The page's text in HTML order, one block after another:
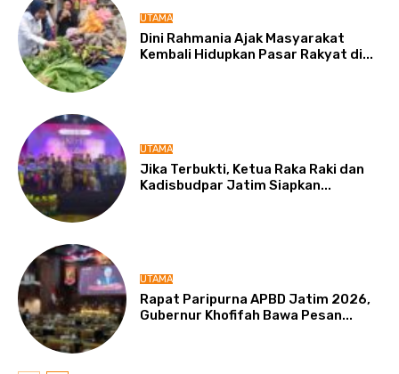
UTAMA
Dini Rahmania Ajak Masyarakat
Kembali Hidupkan Pasar Rakyat di...
UTAMA
Jika Terbukti, Ketua Raka Raki dan
Kadisbudpar Jatim Siapkan...
UTAMA
Rapat Paripurna APBD Jatim 2026,
Gubernur Khofifah Bawa Pesan...